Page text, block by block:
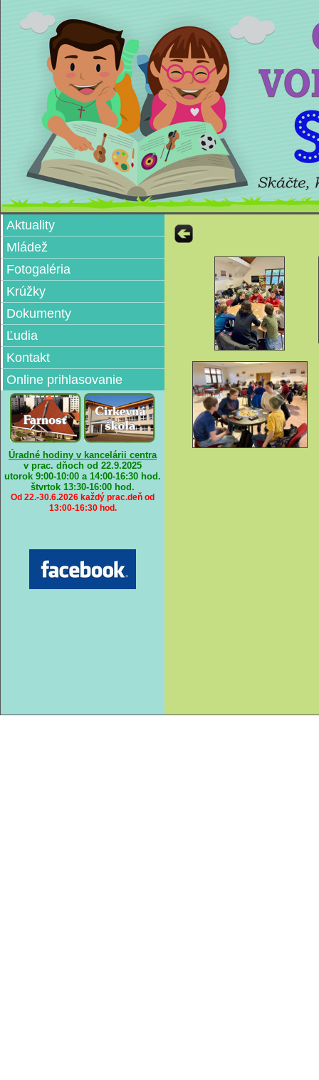
Aktuality
Mládež
Fotogaléria
Krúžky
Dokumenty
Ľudia
Kontakt
Online prihlasovanie
Úradné hodiny v kancelárii centra
v prac. dňoch od 22.9.2025
utorok 9:00-10:00 a 14:00-16:30 hod.
štvrtok 13:30-16:00 hod.
Od 22.-30.6.2026 každý prac.deň od
13:00-16:30 hod.